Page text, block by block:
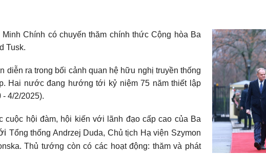
Chính có chuyến thăm chính thức Cộng hòa Ba
Tusk.
ra trong bối cảnh quan hệ hữu nghị truyền thống
Hai nước đang hướng tới kỷ niệm 75 năm thiết lập
4/2/2025).
cuộc hội đàm, hội kiến với lãnh đạo cấp cao của Ba
Tổng thống Andrzej Duda, Chủ tịch Hạ viện Szymon
Thủ tướng còn có các hoạt động: thăm và phát